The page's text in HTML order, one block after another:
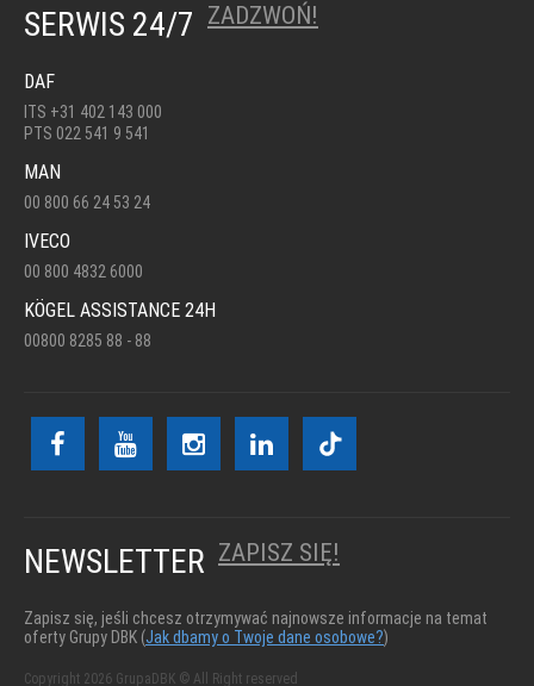
SERWIS 24/7 ZADZWOŃ!
DAF
ITS +31 402 143 000
PTS 022 541 9 541
MAN
00 800 66 24 53 24
IVECO
00 800 4832 6000
KÖGEL ASSISTANCE 24H
00800 8285 88 - 88
NEWSLETTER ZAPISZ SIĘ!
Zapisz się, jeśli chcesz otrzymywać najnowsze informacje na temat
oferty Grupy DBK (Jak dbamy o Twoje dane osobowe?)
Copyright 2026 GrupaDBK © All Right reserved